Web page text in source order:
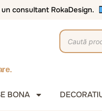
consultant RokaDesign.
BONA